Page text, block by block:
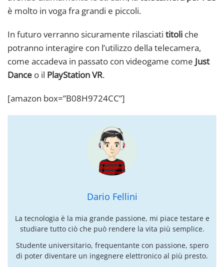
è molto in voga fra grandi e piccoli.
In futuro verranno sicuramente rilasciati titoli che
potranno interagire con l’utilizzo della telecamera,
come accadeva in passato con videogame come Just
Dance o il PlayStation VR.
[amazon box=”B08H9724CC”]
Dario Fellini
La tecnologia è la mia grande passione, mi piace testare e
studiare tutto ciò che può rendere la vita più semplice.
Studente universitario, frequentante con passione, spero
di poter diventare un ingegnere elettronico al più presto.